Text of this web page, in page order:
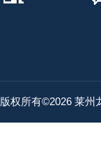
版权所有©2026 莱州